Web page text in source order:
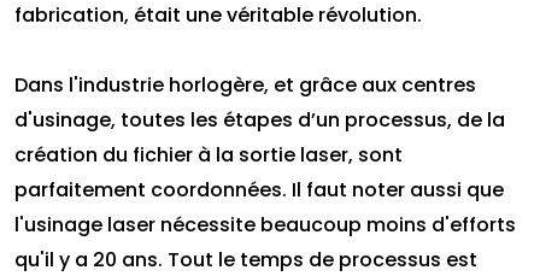
fabrication, était une véritable révolution.
Dans l'industrie horlogère, et grâce aux centres
d'usinage, toutes les étapes d’un processus, de la
création du fichier à la sortie laser, sont
parfaitement coordonnées. Il faut noter aussi que
l'usinage laser nécessite beaucoup moins d'efforts
qu'il y a 20 ans. Tout le temps de processus est